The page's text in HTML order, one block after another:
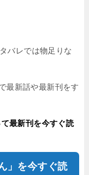
バレでは物足りな
最新話や最新刊をす
最新刊を今すぐ読
」を今すぐ読